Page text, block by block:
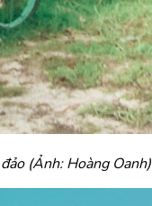
(Ảnh: Hoàng Oanh)